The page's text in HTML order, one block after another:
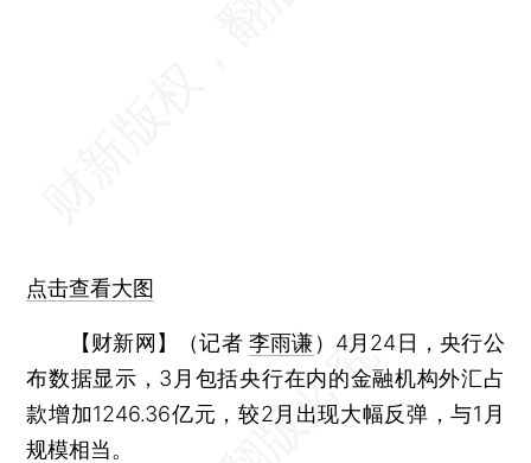
点击查看大图
【财新网】（记者李雨谦） 4月24日，央行公
布数据显示，3月包括央行在内的金融机构外汇占
款增加1246.36亿元，较2月出现大幅反弹，与1月
规模相当。